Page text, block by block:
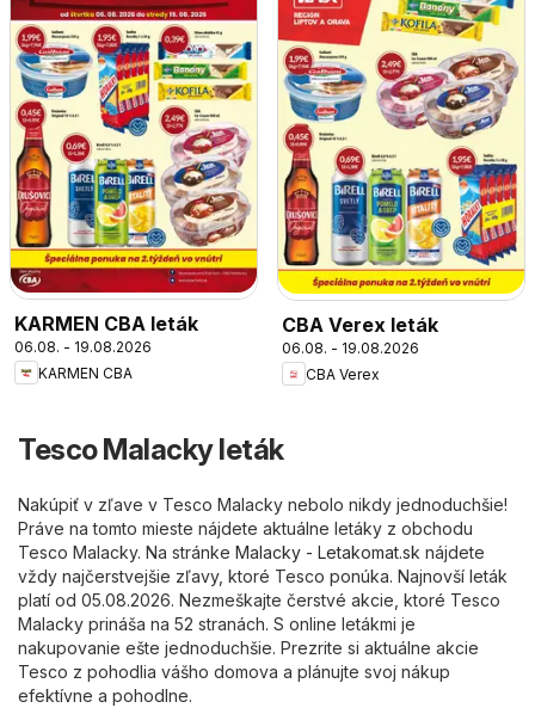
KARMEN CBA leták
06.08. - 19.08.2026
KARMEN CBA
CBA Verex leták
06.08. - 19.08.2026
CBA Verex
Tesco Malacky leták
Nakúpiť v zľave v Tesco Malacky nebolo nikdy jednoduchšie!
Práve na tomto mieste nájdete aktuálne letáky z obchodu
Tesco Malacky. Na stránke Malacky - Letakomat.sk nájdete
vždy najčerstvejšie zľavy, ktoré Tesco ponúka. Najnovší leták
platí od 05.08.2026. Nezmeškajte čerstvé akcie, ktoré Tesco
Malacky prináša na 52 stranách. S online letákmi je
nakupovanie ešte jednoduchšie. Prezrite si aktuálne akcie
Tesco z pohodlia vášho domova a plánujte svoj nákup
efektívne a pohodlne.